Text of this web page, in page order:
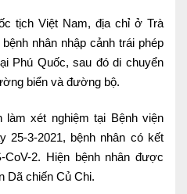
khám
tịch Việt Nam, địa chỉ ở Trà
nhân nhập cảnh trái phép
Phú Quốc, sau đó di chuyển
biển và đường bộ.
làm xét nghiệm tại Bệnh viện
25-3-2021, bệnh nhân có kết
2. Hiện bệnh nhân được
Dã chiến Củ Chi.